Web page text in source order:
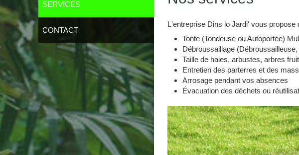
SERVICES
CONTACT
L'entreprise Dins lo Jardi' vous
Tonte (Tondeuse ou Autoportée)
Débroussaillage
Taille de haies, arbustes, arbres
Entretien des parterres et des
Arrosage pendant vos absences
Évacuation des déchets ou